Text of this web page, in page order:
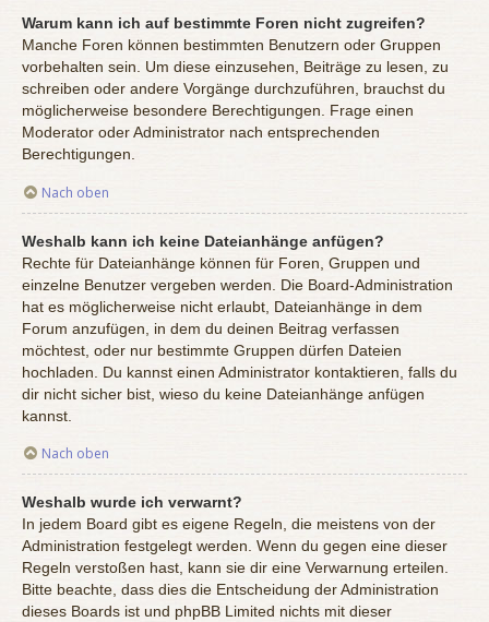
Warum kann ich auf bestimmte Foren nicht zugreifen?
Manche Foren können bestimmten Benutzern oder Gruppen
vorbehalten sein. Um diese einzusehen, Beiträge zu lesen, zu
schreiben oder andere Vorgänge durchzuführen, brauchst du
möglicherweise besondere Berechtigungen. Frage einen
Moderator oder Administrator nach entsprechenden
Berechtigungen.
Nach oben
Weshalb kann ich keine Dateianhänge anfügen?
Rechte für Dateianhänge können für Foren, Gruppen und
einzelne Benutzer vergeben werden. Die Board-Administration
hat es möglicherweise nicht erlaubt, Dateianhänge in dem
Forum anzufügen, in dem du deinen Beitrag verfassen
möchtest, oder nur bestimmte Gruppen dürfen Dateien
hochladen. Du kannst einen Administrator kontaktieren, falls du
dir nicht sicher bist, wieso du keine Dateianhänge anfügen
kannst.
Nach oben
Weshalb wurde ich verwarnt?
In jedem Board gibt es eigene Regeln, die meistens von der
Administration festgelegt werden. Wenn du gegen eine dieser
Regeln verstoßen hast, kann sie dir eine Verwarnung erteilen.
Bitte beachte, dass dies die Entscheidung der Administration
dieses Boards ist und phpBB Limited nichts mit dieser